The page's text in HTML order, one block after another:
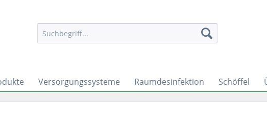
Versorgungssysteme Raumdesinfektion Schöffel